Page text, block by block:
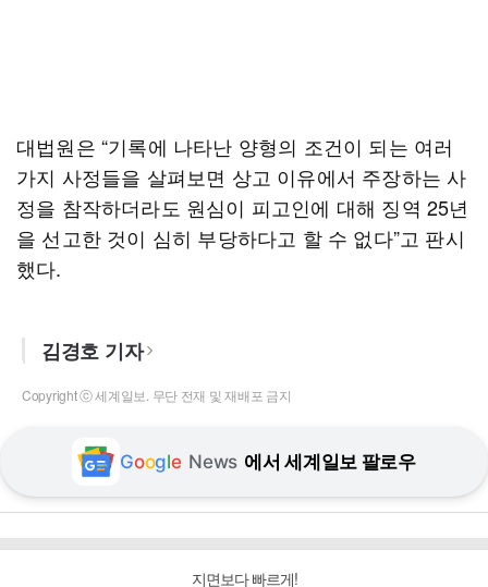
대법원은 “기록에 나타난 양형의 조건이 되는 여러
가지 사정들을 살펴보면 상고 이유에서 주장하는 사
정을 참작하더라도 원심이 피고인에 대해 징역 25년
을 선고한 것이 심히 부당하다고 할 수 없다”고 판시
했다.
김경호 기자
Copyright ⓒ 세계일보. 무단 전재 및 재배포 금지
Google News 에서 세계일보 팔로우
지면보다 빠르게!